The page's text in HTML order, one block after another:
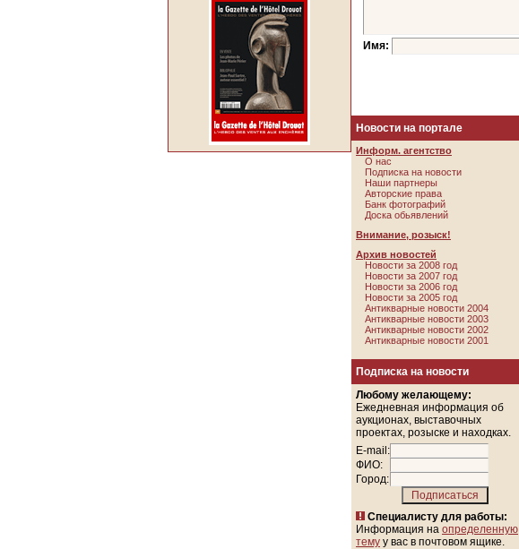
Имя:
Новости на портале
Информ. агентство
О нас
Подписка на новости
Наши партнеры
Авторские права
Банк фотографий
Доска обьявлений
Внимание, розыск!
Архив новостей
Новости за 2008 год
Новости за 2007 год
Новости за 2006 год
Новости за 2005 год
Антикварные новости 2004
Антикварные новости 2003
Антикварные новости 2002
Антикварные новости 2001
Подписка на новости
Любому желающему:
Ежедневная информация об
аукционах, выставочных
проектах, розыске и находках.
E-mail:
ФИО:
Город:
Специалисту для работы:
Информация на определенную
тему у вас в почтовом ящике.